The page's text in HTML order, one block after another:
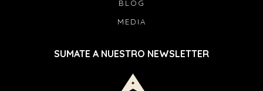
BLOG
MEDIA
SUMATE A NUESTRO NEWSLETTER